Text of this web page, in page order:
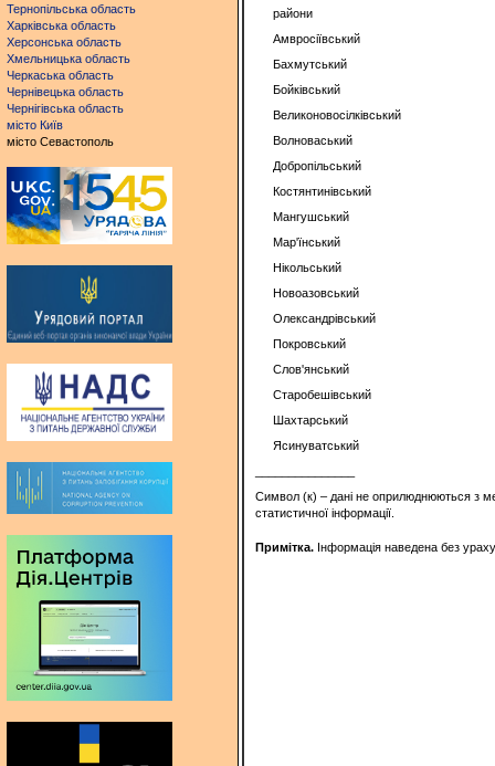
Тернопільська область
Харківська область
Херсонська область
Хмельницька область
Черкаська область
Чернівецька область
Чернігівська область
місто Київ
місто Севастополь
райони
Амвросіївський
Бахмутський
Бойківський
Великоновосілківський
Волноваський
Добропільський
Костянтинівський
Мангушський
Мар'їнський
Нікольський
Новоазовський
Олександрівський
Покровський
Слов'янський
Старобешівський
Шахтарський
Ясинуватський
Символ (к) – дані не оприлюднюються з
статистичної інформації.
Примітка. Інформація наведена без